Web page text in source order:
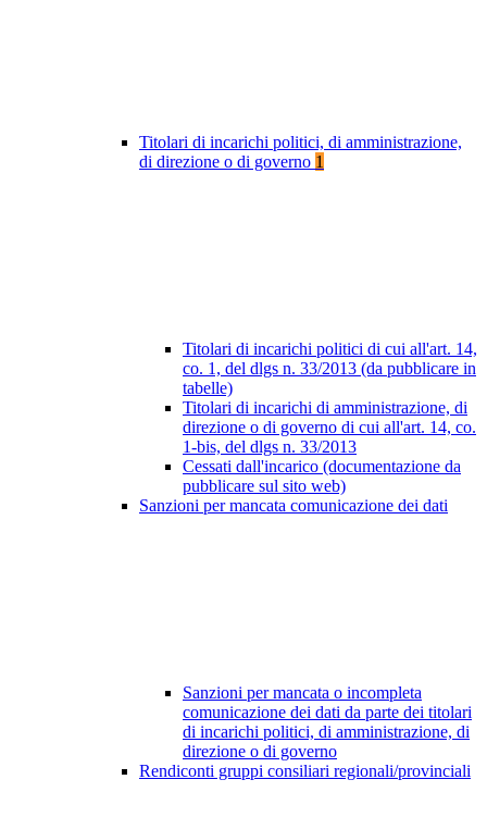
Titolari di incarichi politici, di amministrazione,
di direzione o di governo 1
Titolari di incarichi politici di cui all'art. 14,
co. 1, del dlgs n. 33/2013 (da pubblicare in
tabelle)
Titolari di incarichi di amministrazione, di
direzione o di governo di cui all'art. 14, co.
1-bis, del dlgs n. 33/2013
Cessati dall'incarico (documentazione da
pubblicare sul sito web)
Sanzioni per mancata comunicazione dei dati
Sanzioni per mancata o incompleta
comunicazione dei dati da parte dei titolari
di incarichi politici, di amministrazione, di
direzione o di governo
Rendiconti gruppi consiliari regionali/provinciali